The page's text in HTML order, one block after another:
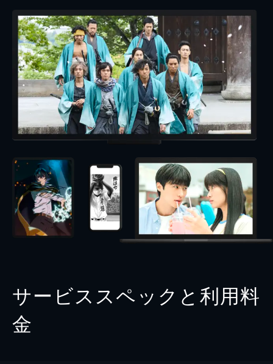
サービススペックと利用料
金